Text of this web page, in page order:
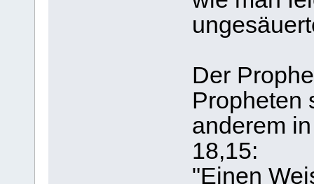
Der
Propheten
anderem
18,15:
"Einen